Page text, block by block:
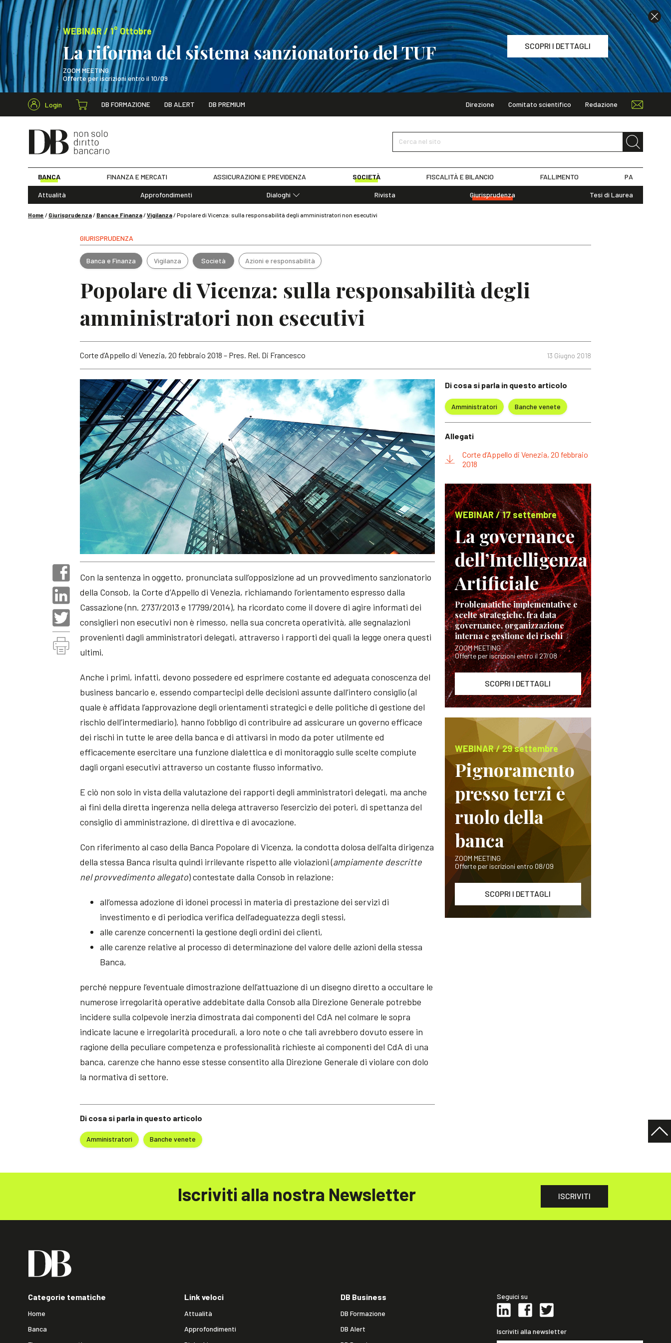
WEBINAR / 1° Ottobre
La riforma del sistema sanzionatorio del TUF
ZOOM MEETING
Offerte per iscrizioni entro il 10/09
SCOPRI I DETTAGLI
WEBINAR / 1° Ottobre
Login DB FORMAZIONE DB ALERT DB PREMIUM Direzione Comitato scientifico Redazione
Cerca nel sito
BANCA FINANZA E MERCATI ASSICURAZIONI E PREVIDENZA SOCIETÀ FISCALITÀ E BILANCIO FALLIMENTO PA
Attualità Approfondimenti
Dialoghi
Rivista Giurisprudenza Tesi di Laurea
Home / Giurisprudenza/ Banca e Finanza/Vigilanza/Popolare di Vicenza: sulla responsabilità degli amministratori non esecutivi
GIURISPRUDENZA
Banca e Finanza Vigilanza Società Azioni e responsabilità
Popolare di Vicenza: sulla responsabilità degli
amministratori non esecutivi
13 Giugno 2018
Corte d’Appello di Venezia, 20 febbraio 2018 – Pres. Rel. Di Francesco
Di cosa si parla in questo articolo
Amministratori Banche venete
Con la sentenza in oggetto, pronunciata sull’opposizione ad un provvedimento sanzionatorio
della Consob, la Corte d’Appello di Venezia, richiamando l’orientamento espresso dalla
Cassazione (nn. 2737/2013 e 17799/2014), ha ricordato come il dovere di agire informati dei
consiglieri non esecutivi non è rimesso, nella sua concreta operatività, alle segnalazioni
provenienti dagli amministratori delegati, attraverso i rapporti dei quali la legge onera questi
ultimi.
Anche i primi, infatti, devono possedere ed esprimere costante ed adeguata conoscenza del
business bancario e, essendo compartecipi delle decisioni assunte dall’intero consiglio (al
quale è affidata l’approvazione degli orientamenti strategici e delle politiche di gestione del
rischio dell’intermediario), hanno l’obbligo di contribuire ad assicurare un governo efficace
dei rischi in tutte le aree della banca e di attivarsi in modo da poter utilmente ed
efficacemente esercitare una funzione dialettica e di monitoraggio sulle scelte compiute
dagli organi esecutivi attraverso un costante flusso informativo.
E ciò non solo in vista della valutazione dei rapporti degli amministratori delegati, ma anche
ai fini della diretta ingerenza nella delega attraverso l’esercizio dei poteri, di spettanza del
consiglio di amministrazione, di direttiva e di avocazione.
Con riferimento al caso della Banca Popolare di Vicenza, la condotta dolosa dell’alta dirigenza
della stessa Banca risulta quindi irrilevante rispetto alle violazioni (ampiamente descritte
nel provvedimento allegato) contestate dalla Consob in relazione:
all’omessa adozione di idonei processi in materia di prestazione dei servizi di
investimento e di periodica verifica dell’adeguatezza degli stessi,
alle carenze concernenti la gestione degli ordini dei clienti,
alle carenze relative al processo di determinazione del valore delle azioni della stessa
Banca,
perché neppure l’eventuale dimostrazione dell’attuazione di un disegno diretto a occultare le
numerose irregolarità operative addebitate dalla Consob alla Direzione Generale potrebbe
incidere sulla colpevole inerzia dimostrata dai componenti del CdA nel colmare le sopra
indicate lacune e irregolarità procedurali, a loro note o che tali avrebbero dovuto essere in
ragione della peculiare competenza e professionalità richieste ai componenti del CdA di una
banca, carenze che hanno esse stesse consentito alla Direzione Generale di violare con dolo
la normativa di settore.
Di cosa si parla in questo articolo
Amministratori Banche venete
Allegati
Corte d’Appello di Venezia, 20 febbraio
2018
WEBINAR / 17 settembre
La governance
dell’Intelligenza
Artificiale
Problematiche implementative e
scelte strategiche, fra data
governance, organizzazione
interna e gestione dei rischi
ZOOM MEETING
Offerte per iscrizioni entro il 27/08
SCOPRI I DETTAGLI
WEBINAR / 29 settembre
Pignoramento
presso terzi e
ruolo della
banca
ZOOM MEETING
Offerte per iscrizioni entro 08/09
SCOPRI I DETTAGLI
Iscriviti alla nostra Newsletter ISCRIVITI
Categorie tematiche
Home
Banca
Link veloci
Attualità
Approfondimenti
DB Business
DB Formazione
DB Alert
Seguici su
Iscriviti alla newsletter